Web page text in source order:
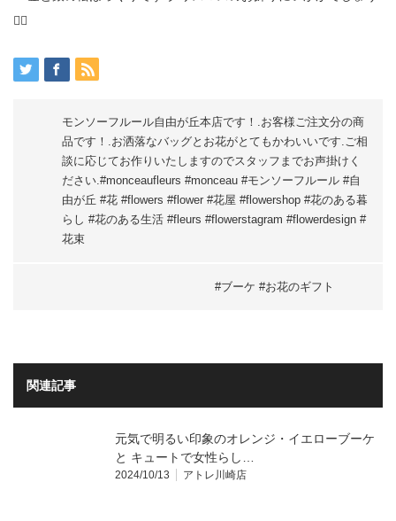
モンソーフルール自由が丘本店です！.お客様ご注文分の商
品です！.お洒落なバッグとお花がとてもかわいいです.ご相
談に応じてお作りいたしますのでスタッフまでお声掛けく
ださい.#monceaufleurs #monceau #モンソーフルール #自
由が丘 #花 #flowers #flower #花屋 #flowershop #花のある暮
らし #花のある生活 #fleurs #flowerstagram #flowerdesign #
花束
#ブーケ #お花のギフト
関連記事
元気で明るい印象のオレンジ・イエローブーケ
と キュートで女性らし…
2024/10/13 アトレ川崎店